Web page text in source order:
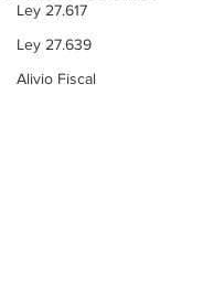
Ley 27.617
Ley 27.639
Alivio Fiscal